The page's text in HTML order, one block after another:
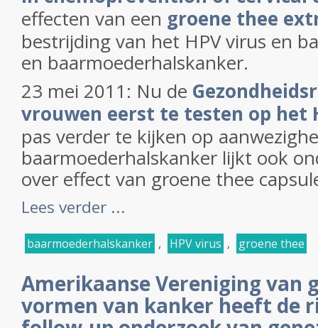
effecten van een groene thee
bestrijding van het HPV virus en
en baarmoederhalskanker.
23 mei 2011: Nu de
vrouwen eerst te testen op het
pas verder te kijken op
baarmoederhalskanker lijkt ook
over effect van groene thee
Lees verder ...
baarmoederhalskanker , HPV virus , groene thee
Amerikaanse Vereniging van
vormen van kanker heeft de